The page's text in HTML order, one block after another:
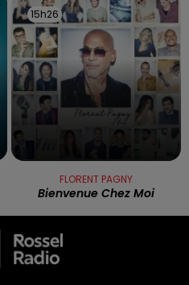
15h26
15h26
FLORENT PAGNY
Bienvenue Chez Moi